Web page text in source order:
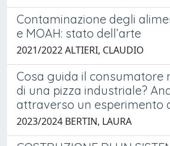
Contaminazione degli
e MOAH: stato dell’arte
2021/2022 ALTIERI, CLAUDIO
Cosa guida il consumatore
di una pizza industriale?
attraverso un esperimento
2023/2024 BERTIN, LAURA